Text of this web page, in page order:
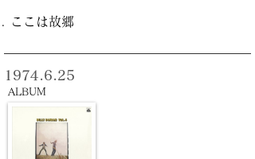
ここは故郷
1974.6.25
ALBUM